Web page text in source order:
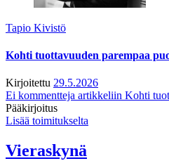
Tapio Kivistö
Kohti tuottavuuden parempaa
Kirjoitettu 29.5.2026
Ei kommentteja artikkeliin Kohti
Pääkirjoitus
Lisää toimitukselta
Vieraskynä